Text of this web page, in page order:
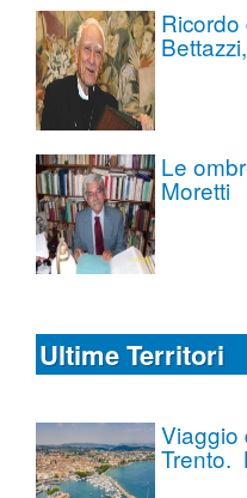
Le
Moretti
Ultime Territori
Viaggio
Trento.